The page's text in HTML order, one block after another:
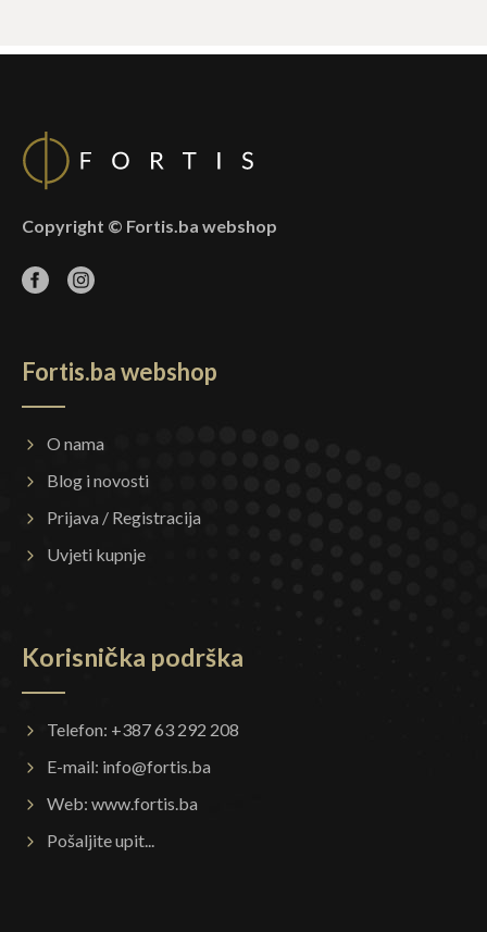
Copyright © Fortis.ba webshop
Fortis.ba webshop
O nama
Blog i novosti
Prijava / Registracija
Uvjeti kupnje
Korisnička podrška
Telefon: +387 63 292 208
E-mail: info@fortis.ba
Web: www.fortis.ba
Pošaljite upit...